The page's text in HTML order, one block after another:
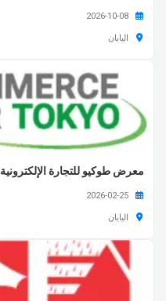
اليابان
معرض طوكيو للتجارة الإلكترونية eCommerce Fair Tokyo
اليابان